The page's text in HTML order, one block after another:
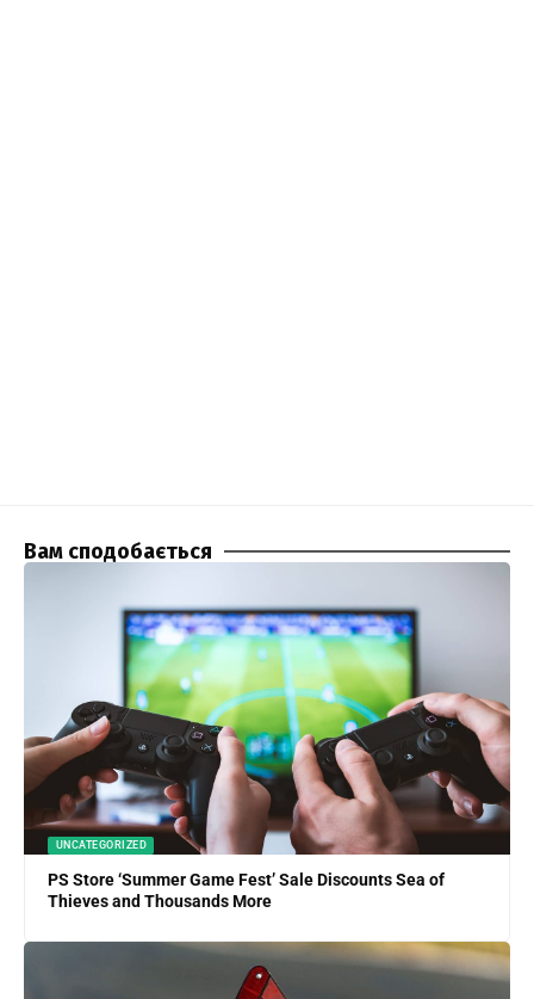
Вам сподобається
UNCATEGORIZED
PS Store ‘Summer Game Fest’ Sale Discounts Sea of
Thieves and Thousands More